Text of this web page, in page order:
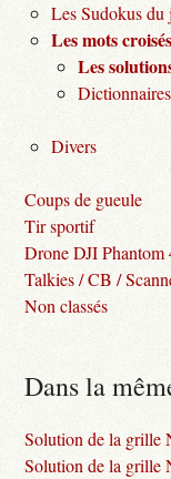
Les Sudokus
Les mots
Les
Divers
Coups de gueule
Tir sportif
Drone DJI Phantom
Talkies / CB /
Non classés
Dans la
Solution de la grille
Solution de la grille